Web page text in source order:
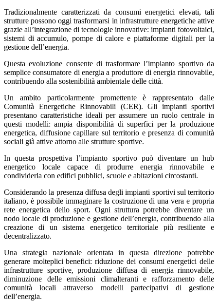
Tradizionalmente caratterizzati da consumi energetici elevati, tali
strutture possono oggi trasformarsi in infrastrutture energetiche attive
grazie all’integrazione di tecnologie innovative: impianti fotovoltaici,
sistemi di accumulo, pompe di calore e piattaforme digitali per la
gestione dell’energia.
Questa evoluzione consente di trasformare l’impianto sportivo da
semplice consumatore di energia a produttore di energia rinnovabile,
contribuendo alla sostenibilità ambientale delle città.
Un ambito particolarmente promettente è rappresentato dalle
Comunità Energetiche Rinnovabili (CER). Gli impianti sportivi
presentano caratteristiche ideali per assumere un ruolo centrale in
questi modelli: ampia disponibilità di superfici per la produzione
energetica, diffusione capillare sul territorio e presenza di comunità
sociali già attive attorno alle strutture sportive.
In questa prospettiva l’impianto sportivo può diventare un hub
energetico locale capace di produrre energia rinnovabile e
condividerla con edifici pubblici, scuole e abitazioni circostanti.
Considerando la presenza diffusa degli impianti sportivi sul territorio
italiano, è possibile immaginare la costruzione di una vera e propria
rete energetica dello sport. Ogni struttura potrebbe diventare un
nodo locale di produzione e gestione dell’energia, contribuendo alla
creazione di un sistema energetico territoriale più resiliente e
decentralizzato.
Una strategia nazionale orientata in questa direzione potrebbe
generare molteplici benefici: riduzione dei consumi energetici delle
infrastrutture sportive, produzione diffusa di energia rinnovabile,
diminuzione delle emissioni climalteranti e rafforzamento delle
comunità locali attraverso modelli partecipativi di gestione
dell’energia.